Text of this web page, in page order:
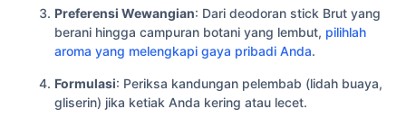
Preferensi Wewangian: Dari deodoran stick Brut yang
berani hingga campuran botani yang lembut, pilihlah
aroma yang melengkapi gaya pribadi Anda.
Formulasi: Periksa kandungan pelembab (lidah buaya,
gliserin) jika ketiak Anda kering atau lecet.